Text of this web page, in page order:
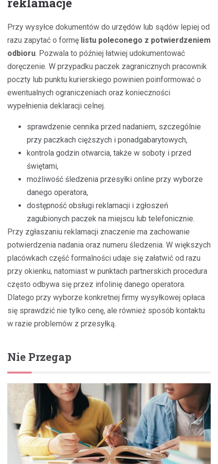
Przy wysyłce dokumentów do urzędów lub sądów lepiej od
razu zapytać o formę listu poleconego z potwierdzeniem
odbioru. Pozwala to później łatwiej udokumentować
doręczenie. W przypadku paczek zagranicznych pracownik
poczty lub punktu kurierskiego powinien poinformować o
ewentualnych ograniczeniach oraz konieczności
wypełnienia deklaracji celnej.
sprawdzenie cennika przed nadaniem, szczególnie
przy paczkach cięższych i ponadgabarytowych,
kontrola godzin otwarcia, także w soboty i przed
świętami,
możliwość śledzenia przesyłki online przy wyborze
danego operatora,
dostępność obsługi reklamacji i zgłoszeń
zagubionych paczek na miejscu lub telefonicznie.
Przy zgłaszaniu reklamacji znaczenie ma zachowanie
potwierdzenia nadania oraz numeru śledzenia. W większych
placówkach część formalności udaje się załatwić od razu
przy okienku, natomiast w punktach partnerskich procedura
często odbywa się przez infolinię danego operatora.
Dlatego przy wyborze konkretnej firmy wysyłkowej opłaca
się sprawdzić nie tylko cenę, ale również sposób kontaktu
w razie problemów z przesyłką.
Nie Przegap